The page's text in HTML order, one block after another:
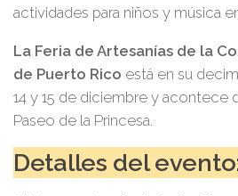
actividades para niños y música
La Feria de Artesanías de la
de Puerto Rico está en su
14 y 15 de diciembre y acontece
Paseo de la Princesa.
Detalles del